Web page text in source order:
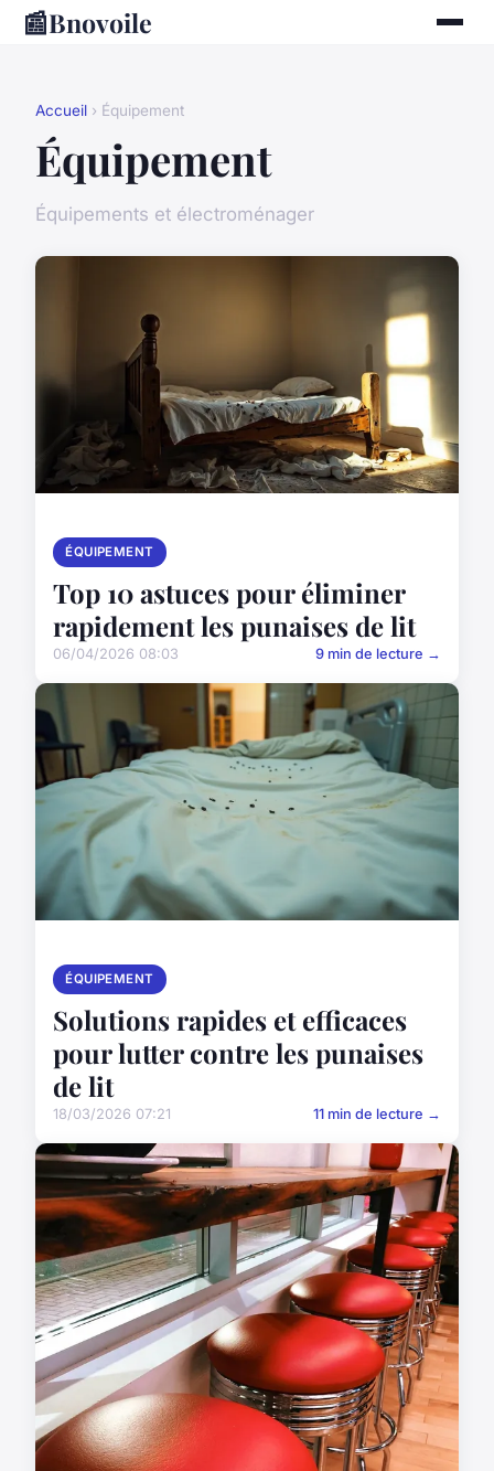
📰Bnovoile
Accueil › Équipement
Équipement
Équipements et électroménager
ÉQUIPEMENT
Top 10 astuces pour éliminer
rapidement les punaises de lit
06/04/2026 08:03 9 min de lecture →
ÉQUIPEMENT
Solutions rapides et efficaces
pour lutter contre les punaises
de lit
18/03/2026 07:21 11 min de lecture →